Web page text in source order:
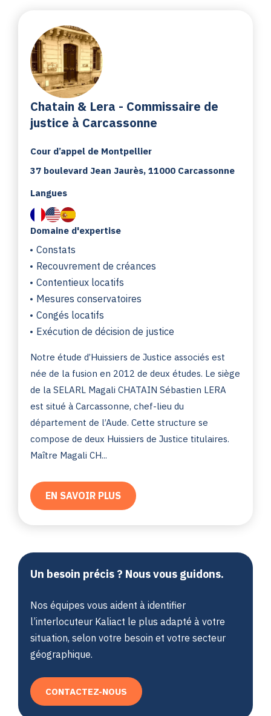
Chatain & Lera - Commissaire de
justice à Carcassonne
Cour d’appel de Montpellier
37 boulevard Jean Jaurès, 11000 Carcassonne
Domaine d'expertise
Constats
Recouvrement de créances
Contentieux locatifs
Mesures conservatoires
Congés locatifs
Exécution de décision de justice
Langues
Notre étude d’Huissiers de Justice associés est
née de la fusion en 2012 de deux études. Le siège
de la SELARL Magali CHATAIN Sébastien LERA
est situé à Carcassonne, chef-lieu du
département de l’Aude. Cette structure se
compose de deux Huissiers de Justice titulaires.
Maître Magali CH...
EN SAVOIR PLUS
Un besoin précis ? Nous vous guidons.
Nos équipes vous aident à identifier
l’interlocuteur Kaliact le plus adapté à votre
situation, selon votre besoin et votre secteur
géographique.
CONTACTEZ-NOUS